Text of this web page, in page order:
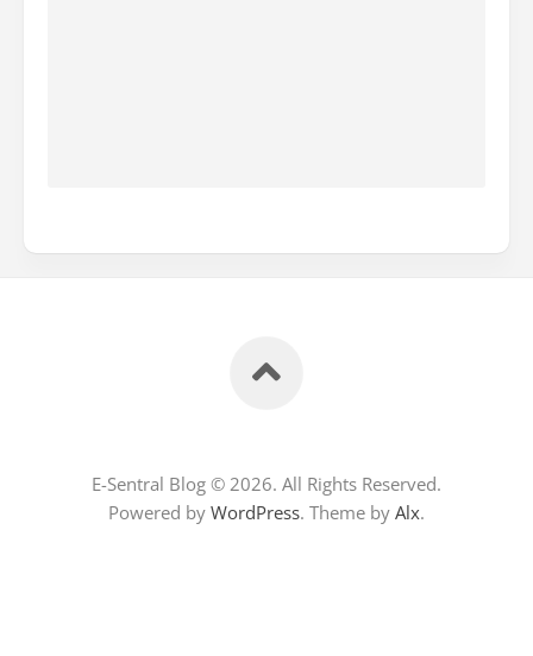
E-Sentral Blog © 2026. All Rights Reserved.
Powered by WordPress. Theme by Alx.